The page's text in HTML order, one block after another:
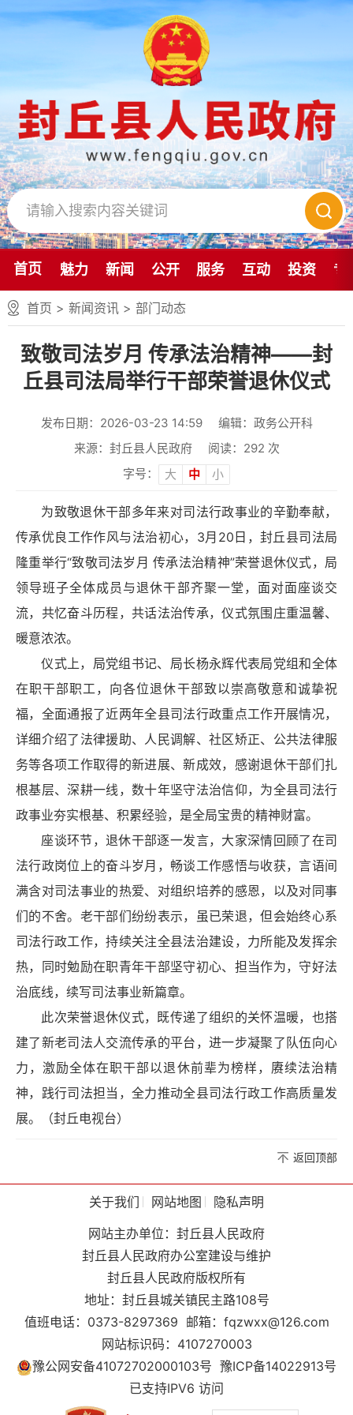
首页 魅力 新闻 公开 服务 互动 投资 专
首页 > 新闻资讯 > 部门动态
致敬司法岁月 传承法治精神——封
丘县司法局举行干部荣誉退休仪式
发布日期：2026-03-23 14:59
编辑：政务公开科
来源：封丘县人民政府
阅读： 292 次
字号：
大 中 小
为致敬退休干部多年来对司法行政事业的辛勤奉献，
传承优良工作作风与法治初心，3月20日，封丘县司法局
隆重举行“致敬司法岁月 传承法治精神”荣誉退休仪式，局
领导班子全体成员与退休干部齐聚一堂，面对面座谈交
流，共忆奋斗历程，共话法治传承，仪式氛围庄重温馨、
暖意浓浓。
仪式上，局党组书记、局长杨永辉代表局党组和全体
在职干部职工，向各位退休干部致以崇高敬意和诚挚祝
福，全面通报了近两年全县司法行政重点工作开展情况，
详细介绍了法律援助、人民调解、社区矫正、公共法律服
务等各项工作取得的新进展、新成效，感谢退休干部们扎
根基层、深耕一线，数十年坚守法治信仰，为全县司法行
政事业夯实根基、积累经验，是全局宝贵的精神财富。
座谈环节，退休干部逐一发言，大家深情回顾了在司
法行政岗位上的奋斗岁月，畅谈工作感悟与收获，言语间
满含对司法事业的热爱、对组织培养的感恩，以及对同事
们的不舍。老干部们纷纷表示，虽已荣退，但会始终心系
司法行政工作，持续关注全县法治建设，力所能及发挥余
热，同时勉励在职青年干部坚守初心、担当作为，守好法
治底线，续写司法事业新篇章。
此次荣誉退休仪式，既传递了组织的关怀温暖，也搭
建了新老司法人交流传承的平台，进一步凝聚了队伍向心
力，激励全体在职干部以退休前辈为榜样，赓续法治精
神，践行司法担当，全力推动全县司法行政工作高质量发
展。（封丘电视台）
返回顶部
关于我们 网站地图
隐私声明
网站主办单位：封丘县人民政府
封丘县人民政府办公室建设与维护
封丘县人民政府版权所有
地址：封丘县城关镇民主路108号
值班电话：0373-8297369 邮箱：fqzwxx@126.com
网站标识码：4107270003
豫公网安备41072702000103号 豫ICP备14022913号
已支持IPV6 访问